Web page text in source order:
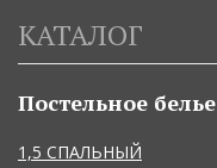
КАТАЛОГ
Постельное белье
1,5 СПАЛЬНЫЙ